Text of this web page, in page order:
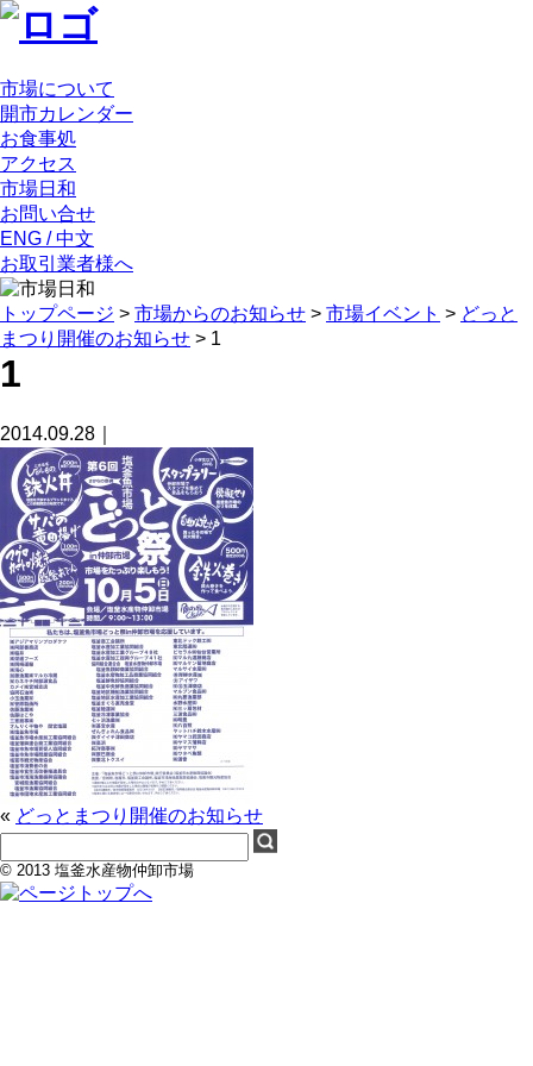
市場について
開市カレンダー
お食事処
アクセス
市場日和
お問い合せ
ENG / 中文
お取引業者様へ
トップページ > 市場からのお知らせ > 市場イベント > どっと
まつり開催のお知らせ > 1
1
2014.09.28｜
« どっとまつり開催のお知らせ
© 2013 塩釜水産物仲卸市場